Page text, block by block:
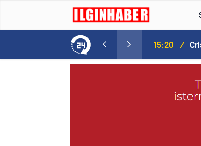
Norweç silahlı kuvvetleri kadınlardan oluşan özel kuvvetler eğitimlerini başlattı. 15:20 /